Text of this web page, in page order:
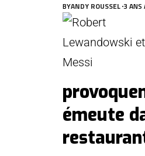
BYANDY ROUSSEL 3 ANS
émeute